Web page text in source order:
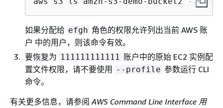
如果分配给 efgh 角色的权限允许列出当前 AWS 账
户 中的用户，则该命令有效。
要恢复为 111111111111 账户中的原始 EC2 实例配
置文件权限，请不要使用
--profile 参数运行 CLI
命令。
有关更多信息，请参阅AWS Command Line Interface 用